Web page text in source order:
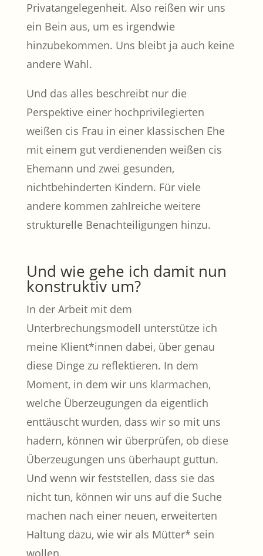
Privatangelegenheit. Also reißen wir uns
ein Bein aus, um es irgendwie
hinzubekommen. Uns bleibt ja auch keine
andere Wahl.
Und das alles beschreibt nur die
Perspektive einer hochprivilegierten
weißen cis Frau in einer klassischen Ehe
mit einem gut verdienenden weißen cis
Ehemann und zwei gesunden,
nichtbehinderten Kindern. Für viele
andere kommen zahlreiche weitere
strukturelle Benachteiligungen hinzu.
Und wie gehe ich damit nun
konstruktiv um?
In der Arbeit mit dem
Unterbrechungsmodell unterstütze ich
meine Klient*innen dabei, über genau
diese Dinge zu reflektieren. In dem
Moment, in dem wir uns klarmachen,
welche Überzeugungen da eigentlich
enttäuscht wurden, dass wir so mit uns
hadern, können wir überprüfen, ob diese
Überzeugungen uns überhaupt guttun.
Und wenn wir feststellen, dass sie das
nicht tun, können wir uns auf die Suche
machen nach einer neuen, erweiterten
Haltung dazu, wie wir als Mütter* sein
wollen.